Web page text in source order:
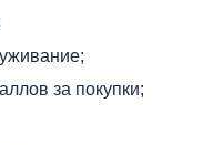
за покупки;